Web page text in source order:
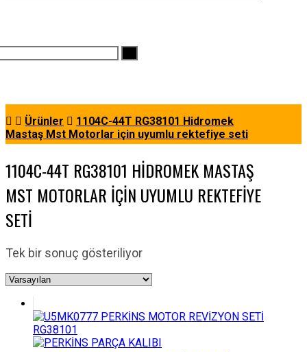
Ürünler
1104C-44T RG38101 Hidromek
Mastaş Mst Motorlar için uyumlu rektefiye seti
1104C-44T RG38101 HIDROMEK MASTAŞ
MST MOTORLAR IÇIN UYUMLU REKTEFIYE
SETI
Tek bir sonuç gösteriliyor